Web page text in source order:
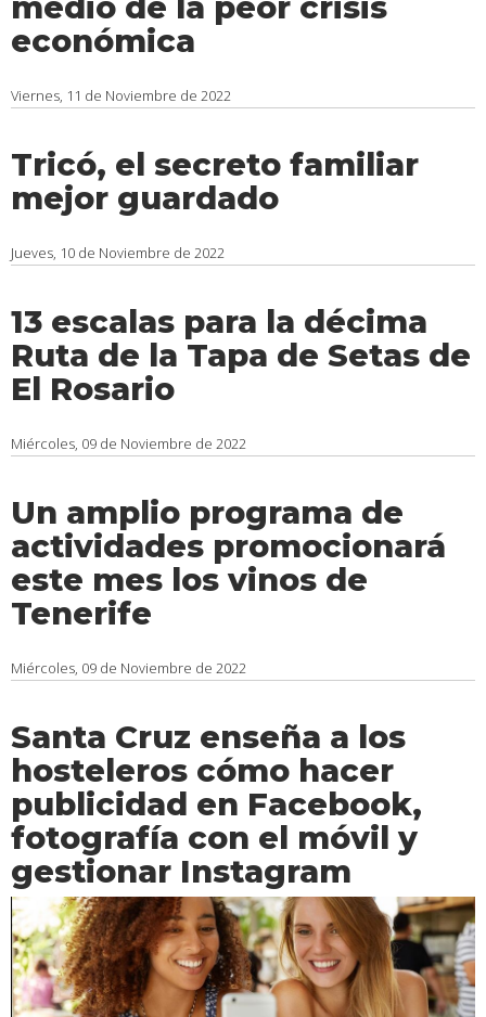
económica
Viernes, 11 de Noviembre de 2022
Tricó, el secreto familiar
mejor guardado
Jueves, 10 de Noviembre de 2022
13 escalas para la décima
Ruta de la Tapa de Setas de
El Rosario
Miércoles, 09 de Noviembre de 2022
Un amplio programa de
actividades promocionará
este mes los vinos de
Tenerife
Miércoles, 09 de Noviembre de 2022
Santa Cruz enseña a los
hosteleros cómo hacer
publicidad en Facebook,
fotografía con el móvil y
gestionar Instagram